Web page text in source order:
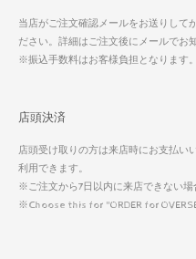
当店がご注文確認メールをお送りして
ださい。詳細はご注文後にメールでお
※振込手数料はお客様負担となります
店頭決済
店頭受け取りの方は来店時にお支払い
利用できます。
※ご注文から7日以内に来店できない場
※Choose this for "ORDER for